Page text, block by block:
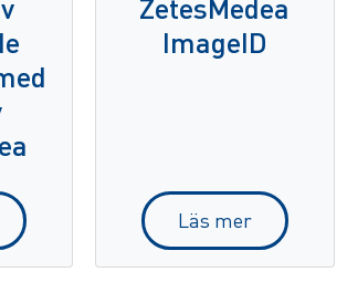
ZetesMedea
ImageID
Läs mer